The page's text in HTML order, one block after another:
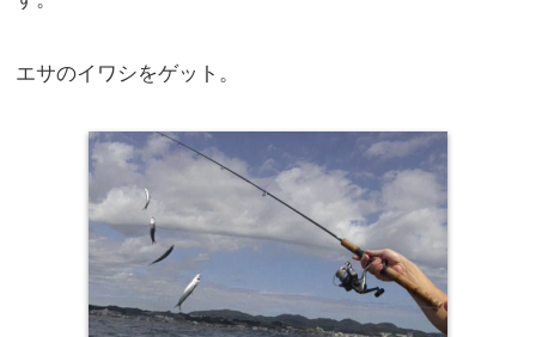
エサのイワシをゲット。